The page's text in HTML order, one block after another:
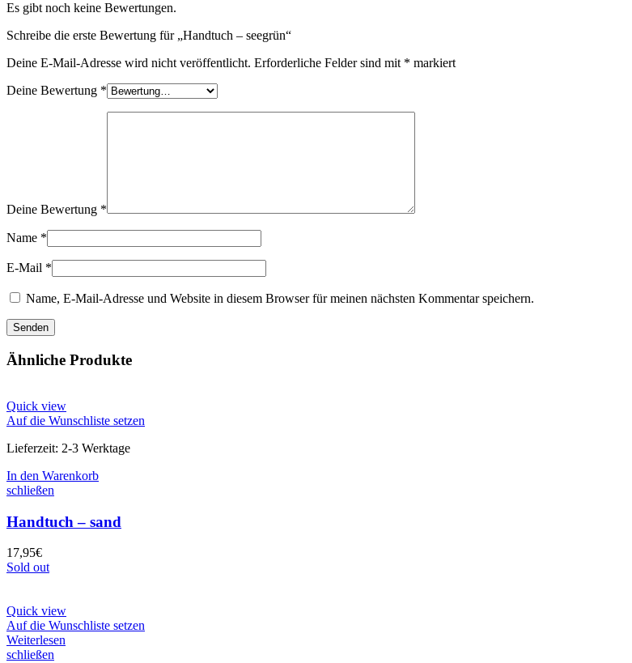
Es gibt noch keine Bewertungen.
Schreibe die erste Bewertung für „Handtuch – seegrün“
Deine E-Mail-Adresse wird nicht veröffentlicht. Erforderliche Felder sind mit * markiert
Deine Bewertung *
Deine Bewertung *
Name *
E-Mail *
Name, E-Mail-Adresse und Website in diesem Browser für meinen nächsten Kommentar speichern.
Ähnliche Produkte
Quick view
Auf die Wunschliste setzen
Lieferzeit: 2-3 Werktage
In den Warenkorb
schließen
Handtuch – sand
17,95€
Sold out
Quick view
Auf die Wunschliste setzen
Weiterlesen
schließen